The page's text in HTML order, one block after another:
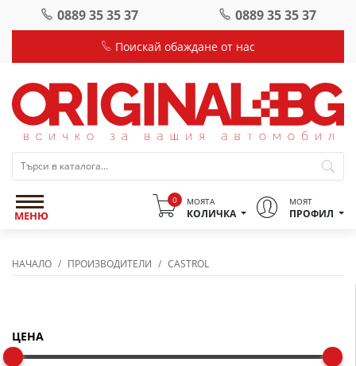
0889 35 35 37 0889 35 35 37
Поискай обаждане от нас
МЕНЮ
0 МОЯТА
КОЛИЧКА
МОЯТ
ПРОФИЛ
НАЧАЛО ПРОИЗВОДИТЕЛИ CASTROL
ЦЕНА